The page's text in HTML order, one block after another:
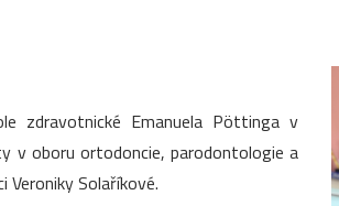
zdravotnické Emanuela Pöttinga v
v oboru ortodoncie, parodontologie a
Veroniky Solaříkové.